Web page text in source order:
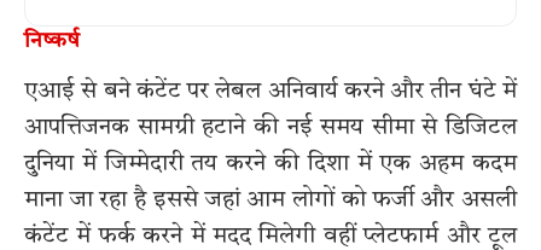
निष्कर्ष
एआई से बने कंटेंट पर लेबल अनिवार्य करने और तीन घंटे में
आपत्तिजनक सामग्री हटाने की नई समय सीमा से डिजिटल
दुनिया में जिम्मेदारी तय करने की दिशा में एक अहम कदम
माना जा रहा है इससे जहां आम लोगों को फर्जी और असली
कंटेंट में फर्क करने में मदद मिलेगी वहीं प्लेटफार्म और टूल